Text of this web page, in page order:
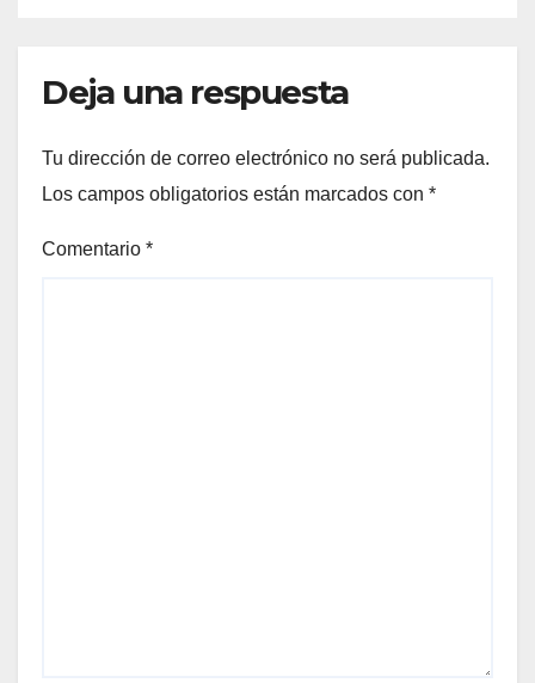
Deja una respuesta
Tu dirección de correo electrónico no será publicada.
Los campos obligatorios están marcados con *
Comentario *